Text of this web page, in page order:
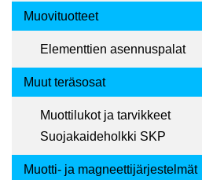
Muovituotteet
Elementtien asennuspalat
Muut teräsosat
Muottilukot ja tarvikkeet
Suojakaideholkki SKP
Muotti- ja magneettijärjestelmät